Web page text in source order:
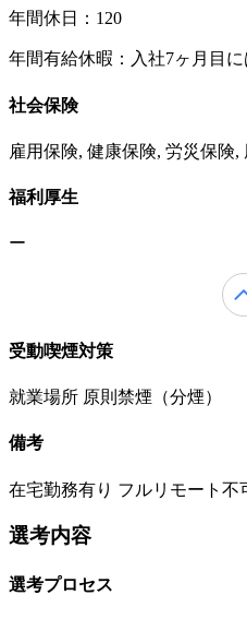
年間休日：120
年間有給休暇：入社7ヶ月目
社会保険
雇用保険, 健康保険, 労災保険,
福利厚生
ー
受動喫煙対策
就業場所 原則禁煙（分煙）
備考
在宅勤務有り フルリモート不
選考内容
選考プロセス